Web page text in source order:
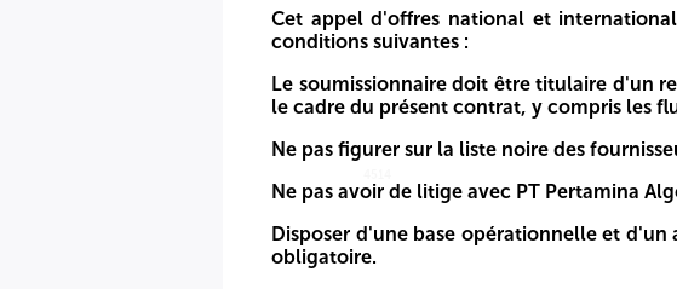
Cet appel d'offres s'adresse exclusivement aux entreprises
Seules les entreprises ayant une expérience avérée, des capacités
Cet appel d'offres national et international restreint s'applique
Le soumissionnaire doit être titulaire d'un registre du commerce valide
Ne pas figurer sur la liste noire des fournisseurs de Sonatrach ;
Cet appel d'offres national et
conditions suivantes :
Le soumissionnaire doit être titulaire d'un
le cadre du présent contrat, y compris les
Ne pas figurer sur la liste noire des
Ne pas avoir de litige avec PT Pertamina
Disposer d'une base opérationnelle et d'un
obligatoire.